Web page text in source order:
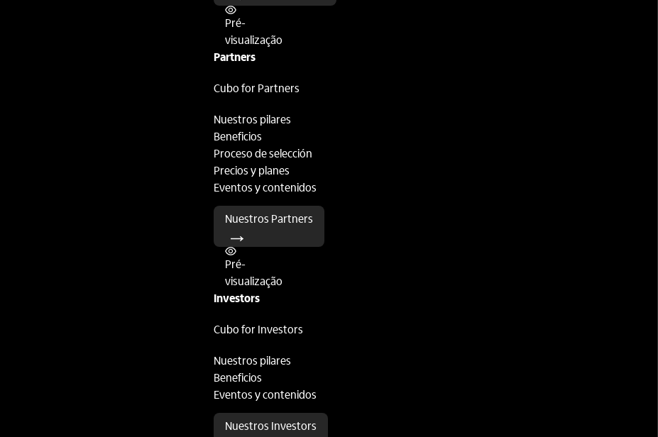
Pré-
visualização
Partners
Cubo for Partners
Nuestros pilares
Beneficios
Proceso de selección
Precios y planes
Eventos y contenidos
Nuestros Partners
Pré-
visualização
Investors
Cubo for Investors
Nuestros pilares
Beneficios
Eventos y contenidos
Nuestros Investors